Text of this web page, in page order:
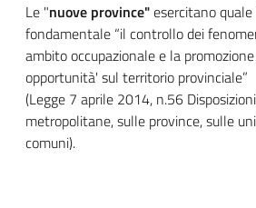
Le "nuove province"esercitano
fondamentale “il controllo dei
ambito occupazionale e la
opportunità' sul territorio provinciale”
(Legge 7 aprile 2014, n.56
metropolitane, sulle province, sulle
comuni).